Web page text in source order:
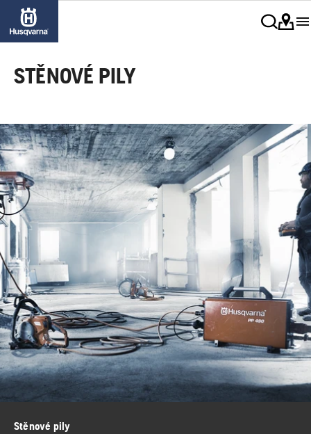
STĚNOVÉ PILY
Stěnové pily